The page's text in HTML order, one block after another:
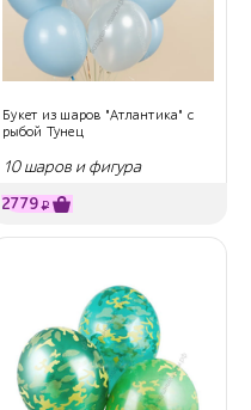
Букет из шаров "Атлантика" с
рыбой Тунец
10 шаров и фигура
2779₽